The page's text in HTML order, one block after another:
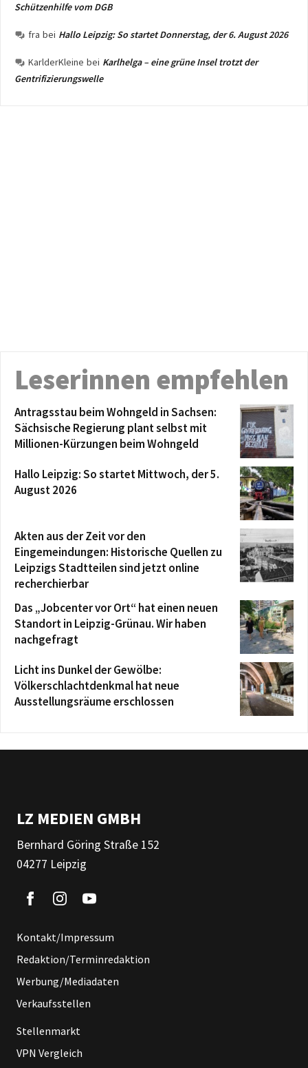
Schützenhilfe vom DGB
fra bei Hallo Leipzig: So startet Donnerstag, der 6. August 2026
KarlderKleine bei Karlhelga – eine grüne Insel trotzt der
Gentrifizierungswelle
Leserinnen empfehlen
Antragsstau beim Wohngeld in Sachsen:
Sächsische Regierung plant selbst mit
Millionen-Kürzungen beim Wohngeld
Hallo Leipzig: So startet Mittwoch, der 5.
August 2026
Akten aus der Zeit vor den
Eingemeindungen: Historische Quellen zu
Leipzigs Stadtteilen sind jetzt online
recherchierbar
Das „Jobcenter vor Ort“ hat einen neuen
Standort in Leipzig-Grünau. Wir haben
nachgefragt
Licht ins Dunkel der Gewölbe:
Völkerschlachtdenkmal hat neue
Ausstellungsräume erschlossen
LZ MEDIEN GMBH
Bernhard Göring Straße 152
04277 Leipzig
Kontakt/Impressum
Redaktion/Terminredaktion
Werbung/Mediadaten
Verkaufsstellen
Stellenmarkt
VPN Vergleich